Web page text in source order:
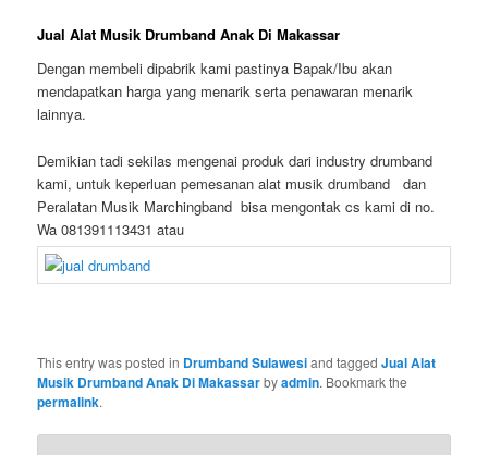
Jual Alat Musik Drumband Anak Di Makassar
Dengan membeli dipabrik kami pastinya Bapak/Ibu akan
mendapatkan harga yang menarik serta penawaran menarik
lainnya.
Demikian tadi sekilas mengenai produk dari industry drumband
kami, untuk keperluan pemesanan alat musik drumband dan
Peralatan Musik Marchingband bisa mengontak cs kami di no.
Wa 081391113431 atau
This entry was posted in Drumband Sulawesiand taggedJual Alat
Musik Drumband Anak Di Makassarbyadmin. Bookmark the
permalink.